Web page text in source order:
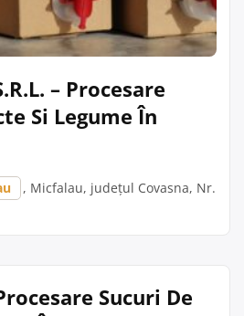
– Procesare
Si Legume În
, Micfalau, județul Covasna, Nr.
Sucuri De